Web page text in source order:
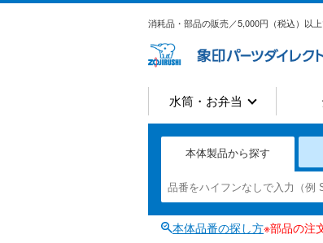
消耗品・部品の販売／5,000円（税込）以
水筒・お弁当
本体製品から探す
本体品番の探し方※部品の注